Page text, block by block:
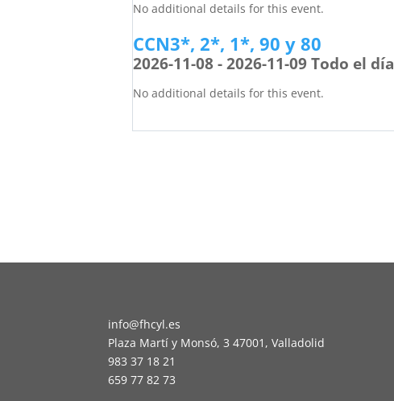
No additional details for this event.
CCN3*, 2*, 1*, 90 y 80
2026-11-08 - 2026-11-09 Todo el día
No additional details for this event.
info@fhcyl.es
Plaza Martí y Monsó, 3 47001, Valladolid
983 37 18 21
659 77 82 73